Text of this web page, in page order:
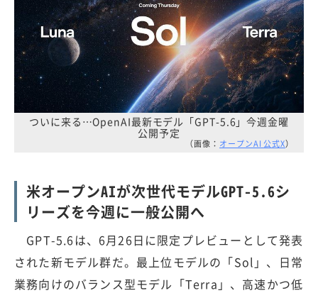
ついに来る…OpenAI最新モデル「GPT-5.6」今週金曜
公開予定
（画像： オープンAI 公式X）
米オープンAIが次世代モデルGPT-5.6シ
リーズを今週に一般公開へ
GPT-5.6は、6月26日に限定プレビューとして発表
された新モデル群だ。最上位モデルの「Sol」、日常
業務向けのバランス型モデル「Terra」、高速かつ低